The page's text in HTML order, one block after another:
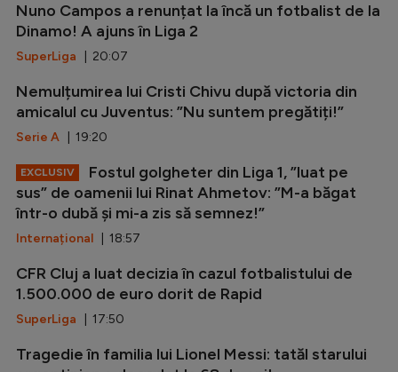
Nuno Campos a renunțat la încă un fotbalist de la
Dinamo! A ajuns în Liga 2
SuperLiga | 20:07
Nemulțumirea lui Cristi Chivu după victoria din
amicalul cu Juventus: ”Nu suntem pregătiți!”
Serie A | 19:20
EXCLUSIV
Fostul golgheter din Liga 1, ”luat pe
sus” de oamenii lui Rinat Ahmetov: ”M-a băgat
într-o dubă și mi-a zis să semnez!”
Internațional | 18:57
CFR Cluj a luat decizia în cazul fotbalistului de
1.500.000 de euro dorit de Rapid
SuperLiga | 17:50
Tragedie în familia lui Lionel Messi: tatăl starului